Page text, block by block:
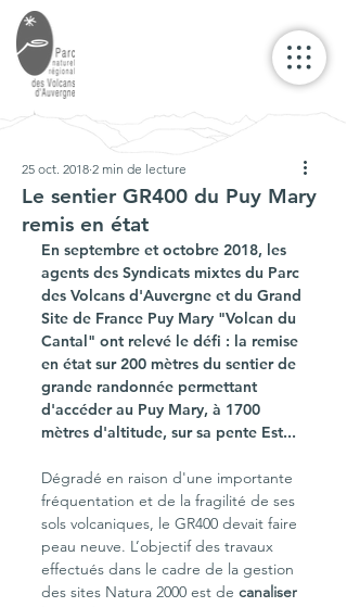
Le sentier GR400 du Puy Mary
remis en état
25 oct. 2018 2 min de lecture
En septembre et octobre 2018, les
agents des Syndicats mixtes du Parc
des Volcans d'Auvergne et du Grand
Site de France Puy Mary "Volcan du
Cantal" ont relevé le défi : la remise
en état sur 200 mètres du sentier de
grande randonnée permettant
d'accéder au Puy Mary, à 1700
mètres d'altitude, sur sa pente Est...
Dégradé en raison d'une importante
fréquentation et de la fragilité de ses
sols volcaniques, le GR400 devait faire
peau neuve. L’objectif des travaux
effectués dans le cadre de la gestion
des sites Natura 2000 est de canaliser